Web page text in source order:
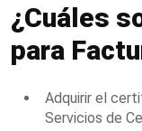
¿Cuáles
para
Adquirir el
Servicios de